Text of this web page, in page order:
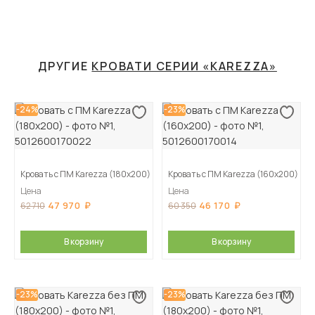
ДРУГИЕ КРОВАТИ СЕРИИ «KAREZZA»
-24%
Кровать с ПМ Karezza (180х200)
Цена
62 710 47 970
В корзину
-23%
Кровать с ПМ Karezza (160х200)
Цена
60 350 46 170
В корзину
-23% -23%